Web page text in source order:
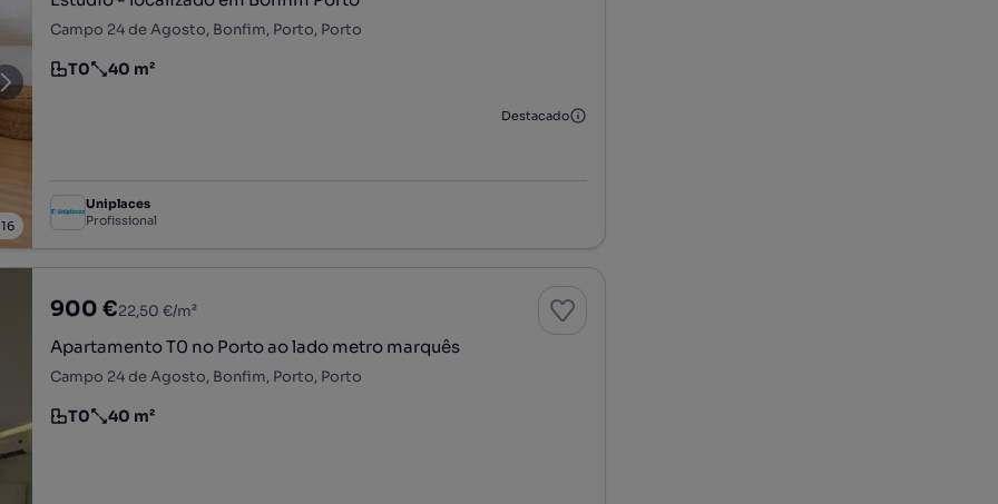
16
Campo 24 de Agosto, Bonfim, Porto, Porto
Tipologia
T0
Preço por metro quadrado
40 m²
Destacado
Uniplaces
Profissional
900 €22,50 €/m²
Apartamento T0 no Porto ao lado metro marquês
Campo 24 de Agosto, Bonfim, Porto, Porto
Tipologia
T0
Preço por metro quadrado
40 m²